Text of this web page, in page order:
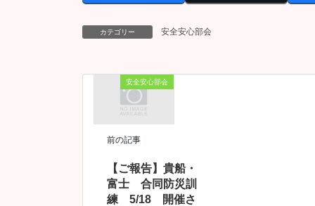
カテゴリー 安全安心部会
安全安心部会
前の記事
【ご報告】貴船・
富士 合同防災訓
練 5/18 開催さ